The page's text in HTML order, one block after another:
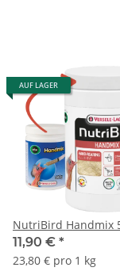
AUF LAGER
NutriBird Handmix
11,90 € *
23,80 € pro 1 kg